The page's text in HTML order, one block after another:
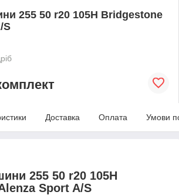
255 50 r20 105H Bridgestone
S
Доставка Оплата Умови
255 50 r20 105H
Sport A/S